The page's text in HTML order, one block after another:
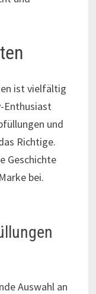
ist vielfältig
Enthusiast
und
Richtige.
Geschichte
bei.
Auswahl an